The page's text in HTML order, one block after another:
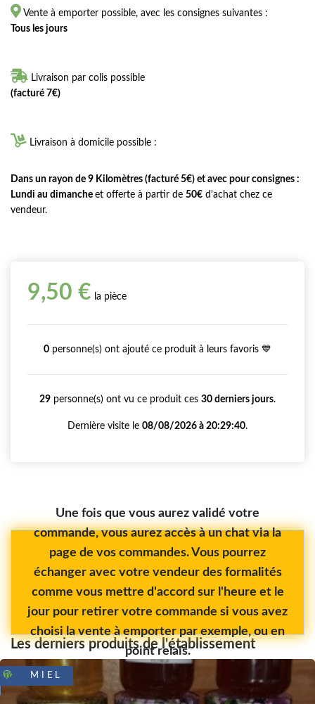
 Vente à emporter possible, avec les consignes suivantes :
Tous les jours
 Livraison par colis possible
(facturé 7€)
 Livraison à domicile possible :
Dans un rayon de 9 Kilomètres (facturé 5€) et avec pour consignes :
Lundi au dimanche et offerte à partir de 50€ d'achat chez ce
vendeur.
9,50 € la pièce
0 personne(s) ont ajouté ce produit à leurs favoris 💙
29 personne(s) ont vu ce produit ces 30 derniers jours.
Dernière visite le 08/08/2026 à 20:29:40.
Une fois que vous aurez validé votre
commande, vous aurez accès à un chat via la
page de vos commandes. Vous pourrez
échanger avec votre vendeur des formalités
comme vous mettre d'accord sur l'heure et le
jour pour retirer votre commande si vous avez
choisi la vente à emporter par exemple, ou en
point relais.
Les derniers produits de l'établissement
MIEL